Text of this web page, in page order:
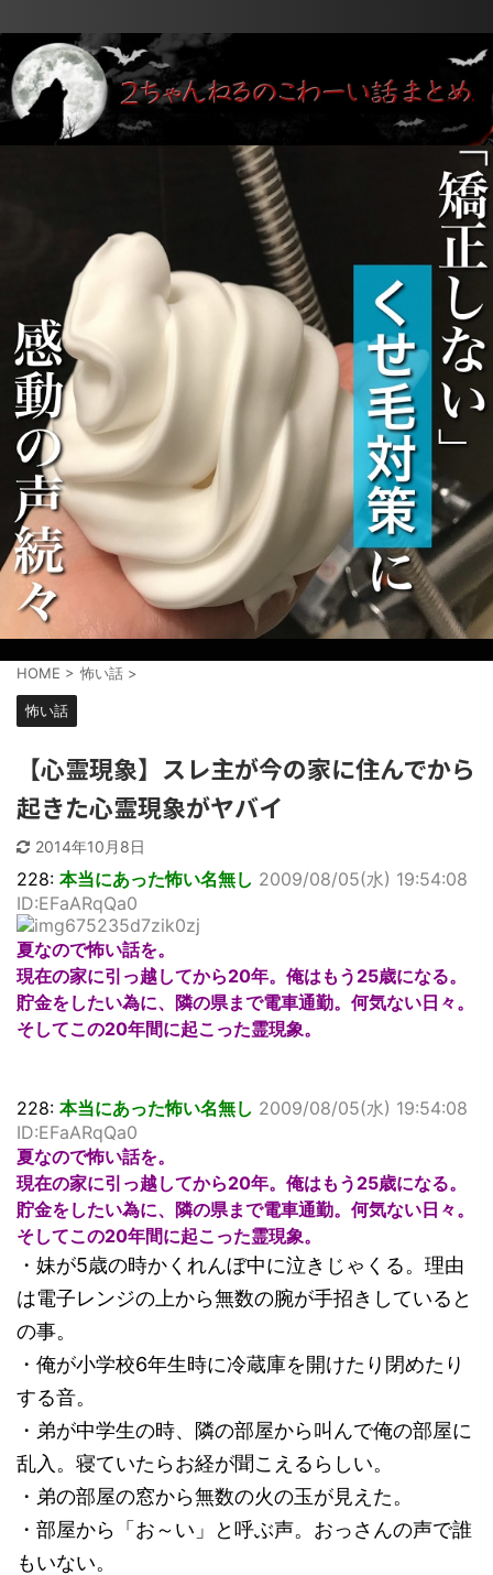
HOME > 怖い話 >
怖い話
【心霊現象】スレ主が今の家に住んでから
起きた心霊現象がヤバイ
2014年10月8日
228: 本当にあった怖い名無し 2009/08/05(水) 19:54:08
ID:EFaARqQa0
夏なので怖い話を。
現在の家に引っ越してから20年。俺はもう25歳になる。
貯金をしたい為に、隣の県まで電車通勤。何気ない日々。
そしてこの20年間に起こった霊現象。
228: 本当にあった怖い名無し 2009/08/05(水) 19:54:08
ID:EFaARqQa0
夏なので怖い話を。
現在の家に引っ越してから20年。俺はもう25歳になる。
貯金をしたい為に、隣の県まで電車通勤。何気ない日々。
そしてこの20年間に起こった霊現象。
・妹が5歳の時かくれんぼ中に泣きじゃくる。理由
は電子レンジの上から無数の腕が手招きしていると
の事。
・俺が小学校6年生時に冷蔵庫を開けたり閉めたり
する音。
・弟が中学生の時、隣の部屋から叫んで俺の部屋に
乱入。寝ていたらお経が聞こえるらしい。
・弟の部屋の窓から無数の火の玉が見えた。
・部屋から「お～い」と呼ぶ声。おっさんの声で誰
もいない。